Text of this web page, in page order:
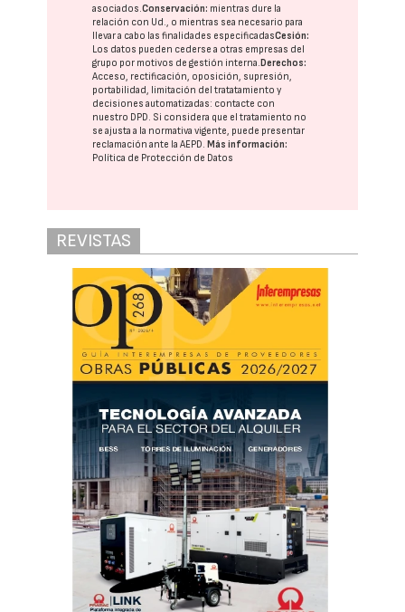
asociados.Conservación: mientras dure la
relación con Ud., o mientras sea necesario para
llevar a cabo las finalidades especificadasCesión:
Los datos pueden cederse a otras empresas del
grupo por motivos de gestión interna.Derechos:
Acceso, rectificación, oposición, supresión,
portabilidad, limitación del tratatamiento y
decisiones automatizadas: contacte con
nuestro DPD . Si considera que el tratamiento no
se ajusta a la normativa vigente, puede presentar
reclamación ante laAEPD .Más información:
Política de Protección de Datos
REVISTAS